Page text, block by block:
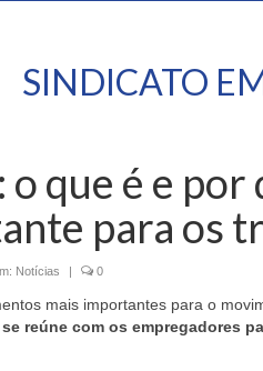
SINDICATO
o que é e
para os
Notícias | 0
mais importantes para o
reúne com os empregadores